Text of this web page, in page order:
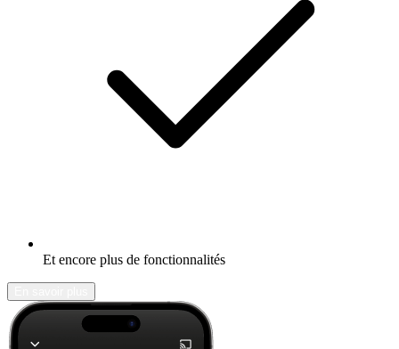
Et encore plus de fonctionnalités